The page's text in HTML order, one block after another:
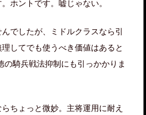
ホントです。嘘じゃない。
でしたが、ミドルクラスなら引
してでも使うべき価値はあると
の騎兵戦法抑制にも引っかかりま
ちょっと微妙。主将運用に耐え